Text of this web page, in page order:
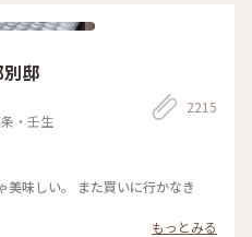
邸
・壬生
2215
美味しい。 また買いに行かなき
もっとみる